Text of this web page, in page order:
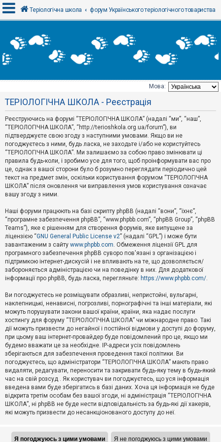
х
і
Т
е
м
и
б
е
з
в
і
д
п
о
в
і
д
й
А
к
т
и
в
н
і
м
и
П
о
ш
у
Д
о
п
о
м
Теріологічна школа форум Українського теріологічного товариства
Мова:
ТЕРІОЛОГІЧНА ШКОЛА - Реєстрація
Реєструючись на форумі “ТЕРІОЛОГІЧНА ШКОЛА” (надалі “ми”, “наш”,
“ТЕРІОЛОГІЧНА ШКОЛА”, “http://terioshkola.org.ua/forum”), ви
підтверджуєте свою згоду з наступними умовами. Якщо ви не
погоджуєтесь з ними, будь ласка, не заходьте і/або не користуйтесь
“ТЕРІОЛОГІЧНА ШКОЛА”. Ми залишаємо за собою право змінювати ці
правила будь-коли, і зробимо усе для того, щоб проінформувати вас про
це, однак з вашої сторони було б розумно переглядати періодично цей
текст на предмет змін, оскільки користування форумом “ТЕРІОЛОГІЧНА
ШКОЛА” після оновлення чи виправлення умов користування означає
вашу згоду з ними.
Наші форуми працюють на базі скрипту phpBB (надалі “вони”, “їхнє”,
“програмне забезпечення phpBB”, “www.phpbb.com”, “phpBB Group”, “phpBB
Teams”), яке є рішенням для створення форумів, яке випущене за
ліцензією “GNU General Public License v2” (надалі “GPL”) і може бути
завантаженим з сайту www.phpbb.com. Обмеження ліцензії GPL для
програмного забезпечення phpBB суворо пов'язані з організацією і
підтримкою інтернет-дискусій і не впливають на те, що дозволяється/
забороняється адміністрацією чи на поведінку в них. Для додаткової
інформації про phpBB, будь ласка, перегляньте: https://www.phpbb.com/.
Ви погоджуєтесь не розміщувати образливі, непристойні, вульгарні,
наклепницькі, ненависні, погрозливі, порнографічні та інші матеріали, які
можуть порушувати закони вашої країни, країни, яка надає послуги
хостингу для форуму “ТЕРІОЛОГІЧНА ШКОЛА” чи міжнародне право. Такі
дії можуть призвести до негайної і постійної відмови у доступі до форуму,
при цьому ваш інтернет-провайдер буде повідомлений про це, якщо ми
будемо вважати це за необхідне. IP-адреси усіх повідомлень
зберігаються для забезпечення проведення такої політики. Ви
погоджуєтесь, що адміністратори “ТЕРІОЛОГІЧНА ШКОЛА” мають право
видаляти, редагувати, переносити та закривати будь-яку тему в будь-який
час на свій розсуд . Як користувач ви погоджуєтесь, що уся інформація
введена вами буде зберігатись в базі даних. Хоча ця інформація не буде
відкрита третім особам без вашої згоди, ні адміністрація “ТЕРІОЛОГІЧНА
ШКОЛА”, ні phpBB не буде нести відповідальність за будь-які дії хакерів,
які можуть призвести до несанкціонованого доступу до неї.